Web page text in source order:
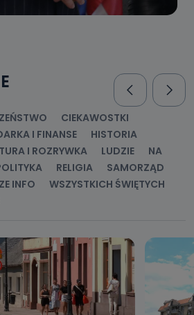
CIEKAWOSTKI
I FINANSE
HISTORIA
I ROZRYWKA LUDZIE
NA
RELIGIA
SAMORZĄD
INFO
WSZYSTKICH ŚWIĘTYCH